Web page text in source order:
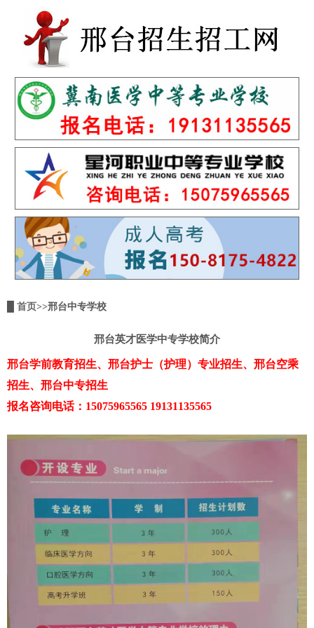
首页>>邢台中专学校
邢台英才医学中专学校简介
邢台学前教育招生、邢台护士（护理）专业招生、邢台空乘
招生、邢台中专招生
报名咨询电话：15075965565 19131135565